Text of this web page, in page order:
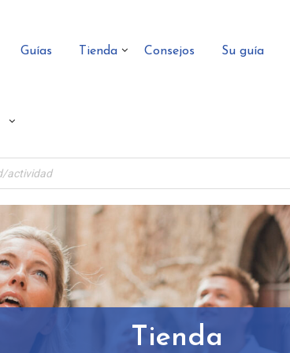
Guías Tienda Consejos Su guía
Tienda